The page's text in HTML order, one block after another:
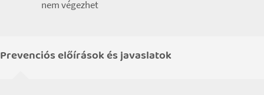
nem végezhet
Prevenciós előírások és javaslatok